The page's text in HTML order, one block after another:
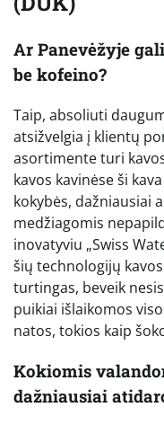
Ar Panevėžyje
be kofeino?
Taip, absoliuti
atsižvelgia į klientų
asortimente turi
kavos kavinėse ši
kokybės, dažniausiai
medžiagomis
inovatyviu „Swiss
šių technologijų
turtingas, beveik
puikiai išlaikomos
natos, tokios kaip
Kokiomis
dažniausiai